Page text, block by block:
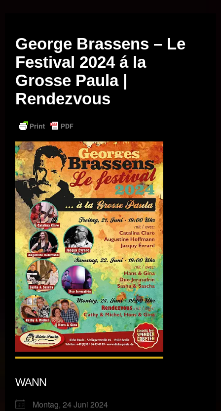
George Brassens – Le
Festival 2024 á la
Grosse Paula |
Rendezvous
WANN
Montag, 24 Juni 2024